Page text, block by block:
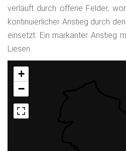
verläuft durch offene Felder,
kontinuierlicher Anstieg durch
einsetzt. Ein markanter Anstieg
Liesen.
+
−